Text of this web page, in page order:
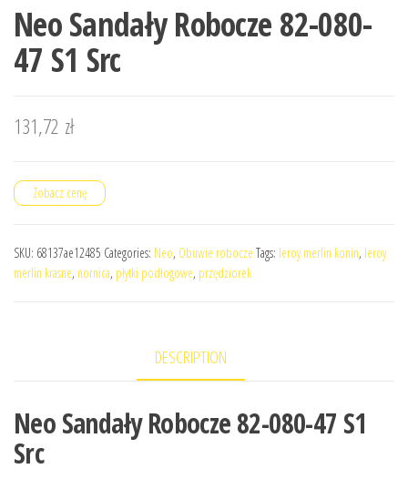
Neo Sandały Robocze 82-080-
47 S1 Src
131,72 zł
Zobacz cenę
SKU: 68137ae12485 Categories: Neo, Obuwie robocze Tags: leroy merlin konin, leroy
merlin krasne, nornica, płytki podłogowe, przędziorek
DESCRIPTION
Neo Sandały Robocze 82-080-47 S1
Src